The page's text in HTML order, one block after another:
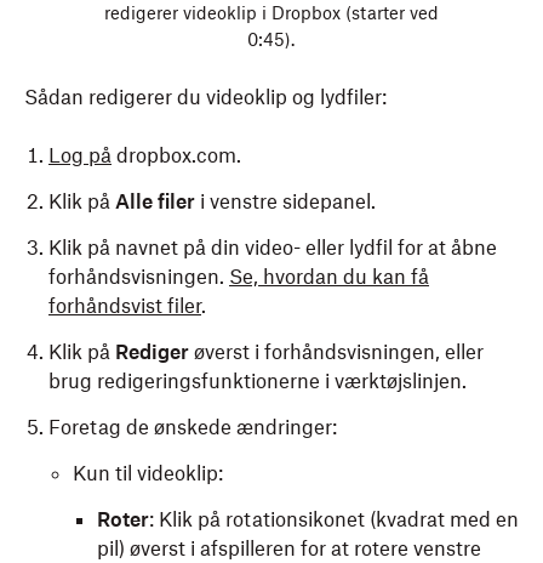
redigerer videoklip i Dropbox (starter ved
0:45).
Sådan redigerer du videoklip og lydfiler:
Log på dropbox.com.
Klik på Alle filer i venstre sidepanel.
Klik på navnet på din video- eller lydfil for at åbne
forhåndsvisningen. Se, hvordan du kan få
forhåndsvist filer.
Klik på Rediger øverst i forhåndsvisningen, eller
brug redigeringsfunktionerne i værktøjslinjen.
Foretag de ønskede ændringer:
Kun til videoklip:
Roter: Klik på rotationsikonet (kvadrat med en
pil) øverst i afspilleren for at rotere venstre